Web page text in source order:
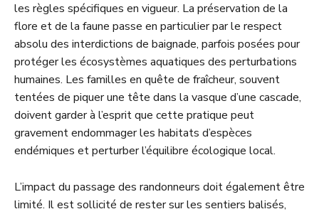
les règles spécifiques en vigueur. La préservation de la
flore et de la faune passe en particulier par le respect
absolu des interdictions de baignade, parfois posées pour
protéger les écosystèmes aquatiques des perturbations
humaines. Les familles en quête de fraîcheur, souvent
tentées de piquer une tête dans la vasque d’une cascade,
doivent garder à l’esprit que cette pratique peut
gravement endommager les habitats d’espèces
endémiques et perturber l’équilibre écologique local.
L’impact du passage des randonneurs doit également être
limité. Il est sollicité de rester sur les sentiers balisés,